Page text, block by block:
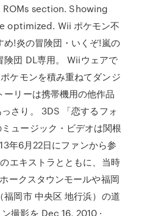
ROMs section. Showing
optimized. Wii ポケモン不
め!炎の冒険団・いくぞ!嵐の
険団 DL専用。 Wiiウェアで
ケモンを積み重ねてダンジ
ーリーは携帯機用の他作品
さり。 3DS 「恋するフォ
ュージック・ビデオは関根
年6月22日にファンから参
エキストラとともに、当時
ークスタウンモールや福岡
福岡市 中央区 地行浜）の道
撮影を Dec 16, 2010 ·